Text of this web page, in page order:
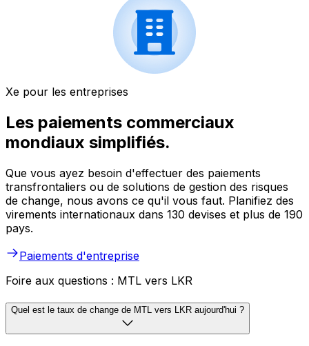
Xe pour les entreprises
Les paiements commerciaux
mondiaux simplifiés.
Que vous ayez besoin d'effectuer des paiements
transfrontaliers ou de solutions de gestion des risques
de change, nous avons ce qu'il vous faut. Planifiez des
virements internationaux dans 130 devises et plus de 190
pays.
Paiements d'entreprise
Foire aux questions : MTL vers LKR
Quel est le taux de change de MTL vers LKR aujourd'hui ?